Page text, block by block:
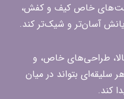
ست‌های خاص کیف و کفش،
آسان‌تر و شیک‌تر کند.
طراحی‌های خاص، و
بتواند در میان
کند.